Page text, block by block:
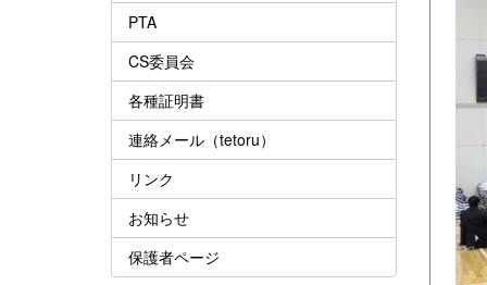
PTA
CS委員会
各種証明書
連絡メール（tetoru）
リンク
お知らせ
保護者ページ